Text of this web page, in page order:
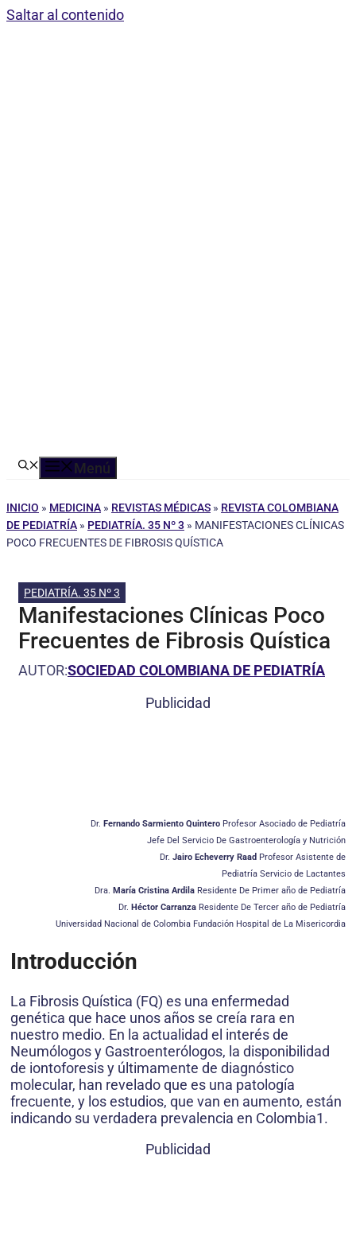
Saltar al contenido
Menú
INICIO » MEDICINA » REVISTAS MÉDICAS » REVISTA COLOMBIANA
DE PEDIATRÍA » PEDIATRÍA. 35 Nº 3 » MANIFESTACIONES CLÍNICAS
POCO FRECUENTES DE FIBROSIS QUÍSTICA
PEDIATRÍA. 35 Nº 3
Manifestaciones Clínicas Poco
Frecuentes de Fibrosis Quística
AUTOR:SOCIEDAD COLOMBIANA DE PEDIATRÍA
Publicidad
Dr. Fernando Sarmiento Quintero Profesor Asociado de Pediatría
Jefe Del Servicio De Gastroenterología y Nutrición
Dr. Jairo Echeverry Raad Profesor Asistente de
Pediatría Servicio de Lactantes
Dra. María Cristina Ardila Residente De Primer año de Pediatría
Dr. Héctor Carranza Residente De Tercer año de Pediatría
Universidad Nacional de Colombia Fundación Hospital de La Misericordia
Introducción
La Fibrosis Quística (FQ) es una enfermedad
genética que hace unos años se creía rara en
nuestro medio. En la actualidad el interés de
Neumólogos y Gastroenterólogos, la disponibilidad
de iontoforesis y últimamente de diagnóstico
molecular, han revelado que es una patología
frecuente, y los estudios, que van en aumento, están
indicando su verdadera prevalencia en Colombia1.
Publicidad